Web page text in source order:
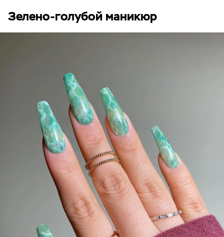
Зелено-голубой маникюр